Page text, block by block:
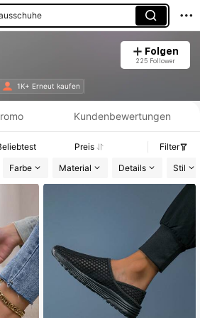
Folgen
225 Follower
1K+ Erneut kaufen
Verkaufs- und Lagerbestandsdetails.
Kundenbewertungen
Preis
Filter
Farbe Material Details Stil